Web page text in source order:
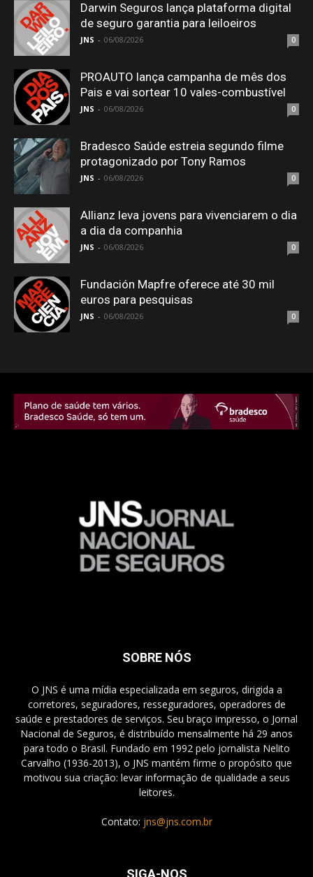
Darwin Seguros lança plataforma digital
de seguro garantia para leiloeiros
JNS - 06/08/2026 0
PROAUTO lança campanha de mês dos
Pais e vai sortear 10 vales-combustível
JNS - 06/08/2026 0
Bradesco Saúde estreia segundo filme
protagonizado por Tony Ramos
JNS - 06/08/2026 0
Allianz leva jovens para vivenciarem o dia
a dia da companhia
JNS - 06/08/2026 0
Fundación Mapfre oferece até 30 mil
euros para pesquisas
JNS - 06/08/2026 0
SOBRE NÓS
O JNS é uma mídia especializada em seguros, dirigida a
corretores, seguradores, resseguradores, operadores de
saúde e prestadores de serviços. Seu braço impresso, o Jornal
Nacional de Seguros, é distribuído mensalmente há 29 anos
para todo o Brasil. Fundado em 1992 pelo jornalista Nelito
Carvalho (1936-2013), o JNS mantém firme o propósito que
motivou sua criação: levar informação de qualidade a seus
leitores.
Contato: jns@jns.com.br
SIGA-NOS